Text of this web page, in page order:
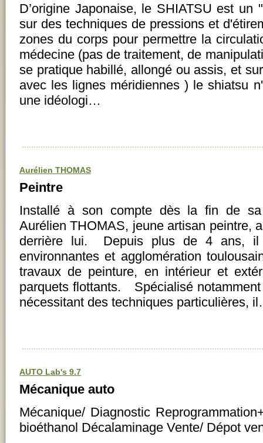
D’origine Japonaise, le SHIATSU est un
sur des techniques de pressions et
zones du corps pour permettre la
médecine (pas de traitement, de
se pratique habillé, allongé ou assis, et
avec les lignes méridiennes ) le shiatsu
une idéologi…
Aurélien THOMAS
Peintre
Installé à son compte dès la fin de sa
Aurélien THOMAS, jeune artisan peintre,
derrière lui. Depuis plus de 4 ans, il
environnantes et agglomération
travaux de peinture, en intérieur et
parquets flottants. Spécialisé
nécessitant des techniques particulières,
AUTO Lab's 9.7
Mécanique auto
Mécanique/ Diagnostic
bioéthanol Décalaminage Vente/ Dépot